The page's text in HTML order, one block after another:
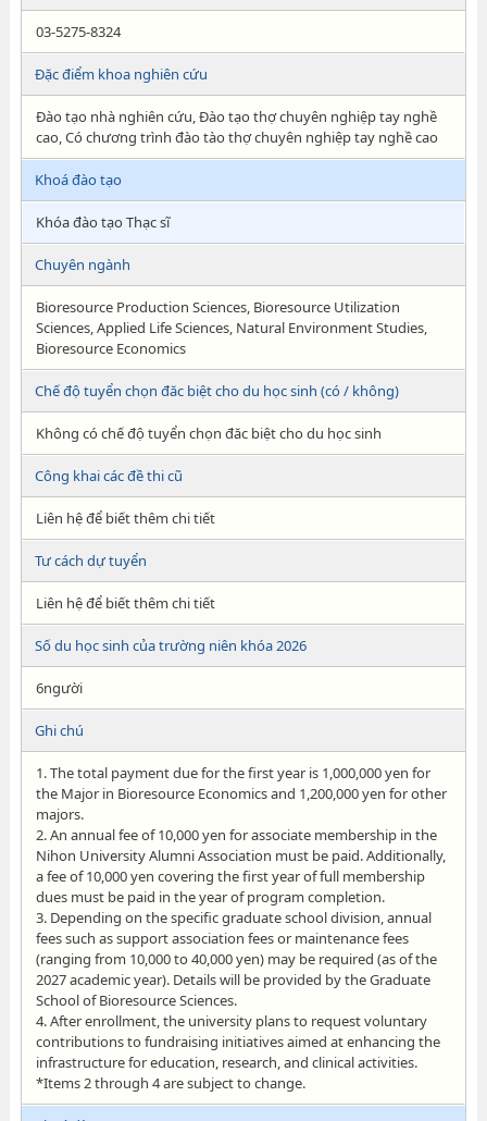
03-5275-8324
Đặc điểm khoa nghiên cứu
Đào tạo nhà nghiên cứu, Đào tạo thợ chuyên nghiệp tay nghề
cao, Có chương trình đào tào thợ chuyên nghiệp tay nghề cao
Khoá đào tạo
Khóa đào tạo Thạc sĩ
Chuyên ngành
Bioresource Production Sciences, Bioresource Utilization
Sciences, Applied Life Sciences, Natural Environment Studies,
Bioresource Economics
Chế độ tuyển chọn đăc biệt cho du học sinh (có / không)
Không có chế độ tuyển chọn đăc biệt cho du học sinh
Công khai các đề thi cũ
Liên hệ để biết thêm chi tiết
Tư cách dự tuyển
Liên hệ để biết thêm chi tiết
Số du học sinh của trường niên khóa 2026
6người
Ghi chú
1. The total payment due for the first year is 1,000,000 yen for
the Major in Bioresource Economics and 1,200,000 yen for other
majors.
2. An annual fee of 10,000 yen for associate membership in the
Nihon University Alumni Association must be paid. Additionally,
a fee of 10,000 yen covering the first year of full membership
dues must be paid in the year of program completion.
3. Depending on the specific graduate school division, annual
fees such as support association fees or maintenance fees
(ranging from 10,000 to 40,000 yen) may be required (as of the
2027 academic year). Details will be provided by the Graduate
School of Bioresource Sciences.
4. After enrollment, the university plans to request voluntary
contributions to fundraising initiatives aimed at enhancing the
infrastructure for education, research, and clinical activities.
*Items 2 through 4 are subject to change.